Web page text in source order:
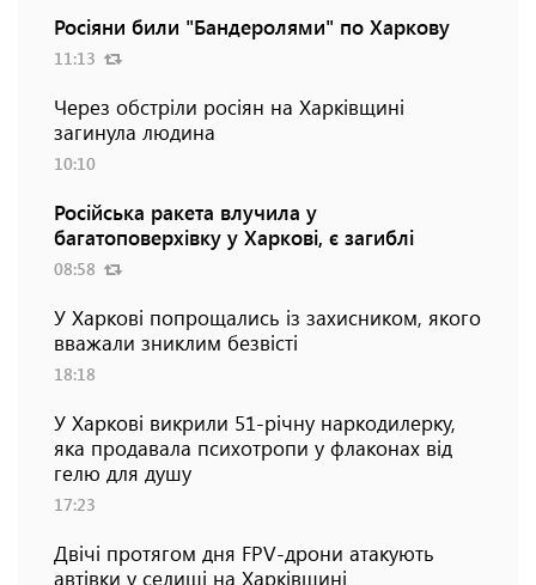
Росіяни били "Бандеролями" по Харкову
11:13
Через обстріли росіян на Харківщині
загинула людина
10:10
Російська ракета влучила у
багатоповерхівку у Харкові, є загиблі
08:58
У Харкові попрощались із захисником, якого
вважали зниклим безвісті
18:18
У Харкові викрили 51-річну наркодилерку,
яка продавала психотропи у флаконах від
гелю для душу
17:23
Двічі протягом дня FPV-дрони атакують
автівки у селищі на Харківщині